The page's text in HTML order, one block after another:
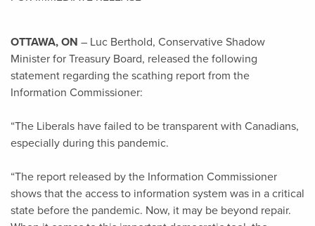
OTTAWA, ON – Luc Berthold, Conservative Shadow
Minister for Treasury Board, released the following
statement regarding the scathing report from the
Information Commissioner:
“The Liberals have failed to be transparent with Canadians,
especially during this pandemic.
“The report released by the Information Commissioner
shows that the access to information system was in a critical
state before the pandemic. Now, it may be beyond repair.